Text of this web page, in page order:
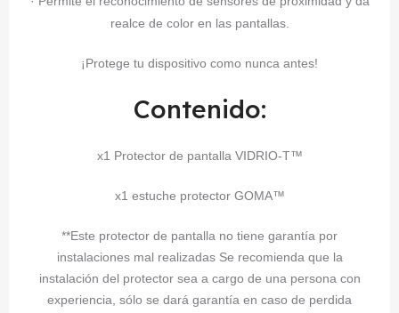
realce de color en las pantallas.
¡Protege tu dispositivo como nunca antes!
Contenido:
x1 Protector de pantalla VIDRIO-T™
x1 estuche protector GOMA™
**Este protector de pantalla no tiene garantía por
instalaciones mal realizadas Se recomienda que la
instalación del protector sea a cargo de una persona con
experiencia, sólo se dará garantía en caso de perdida